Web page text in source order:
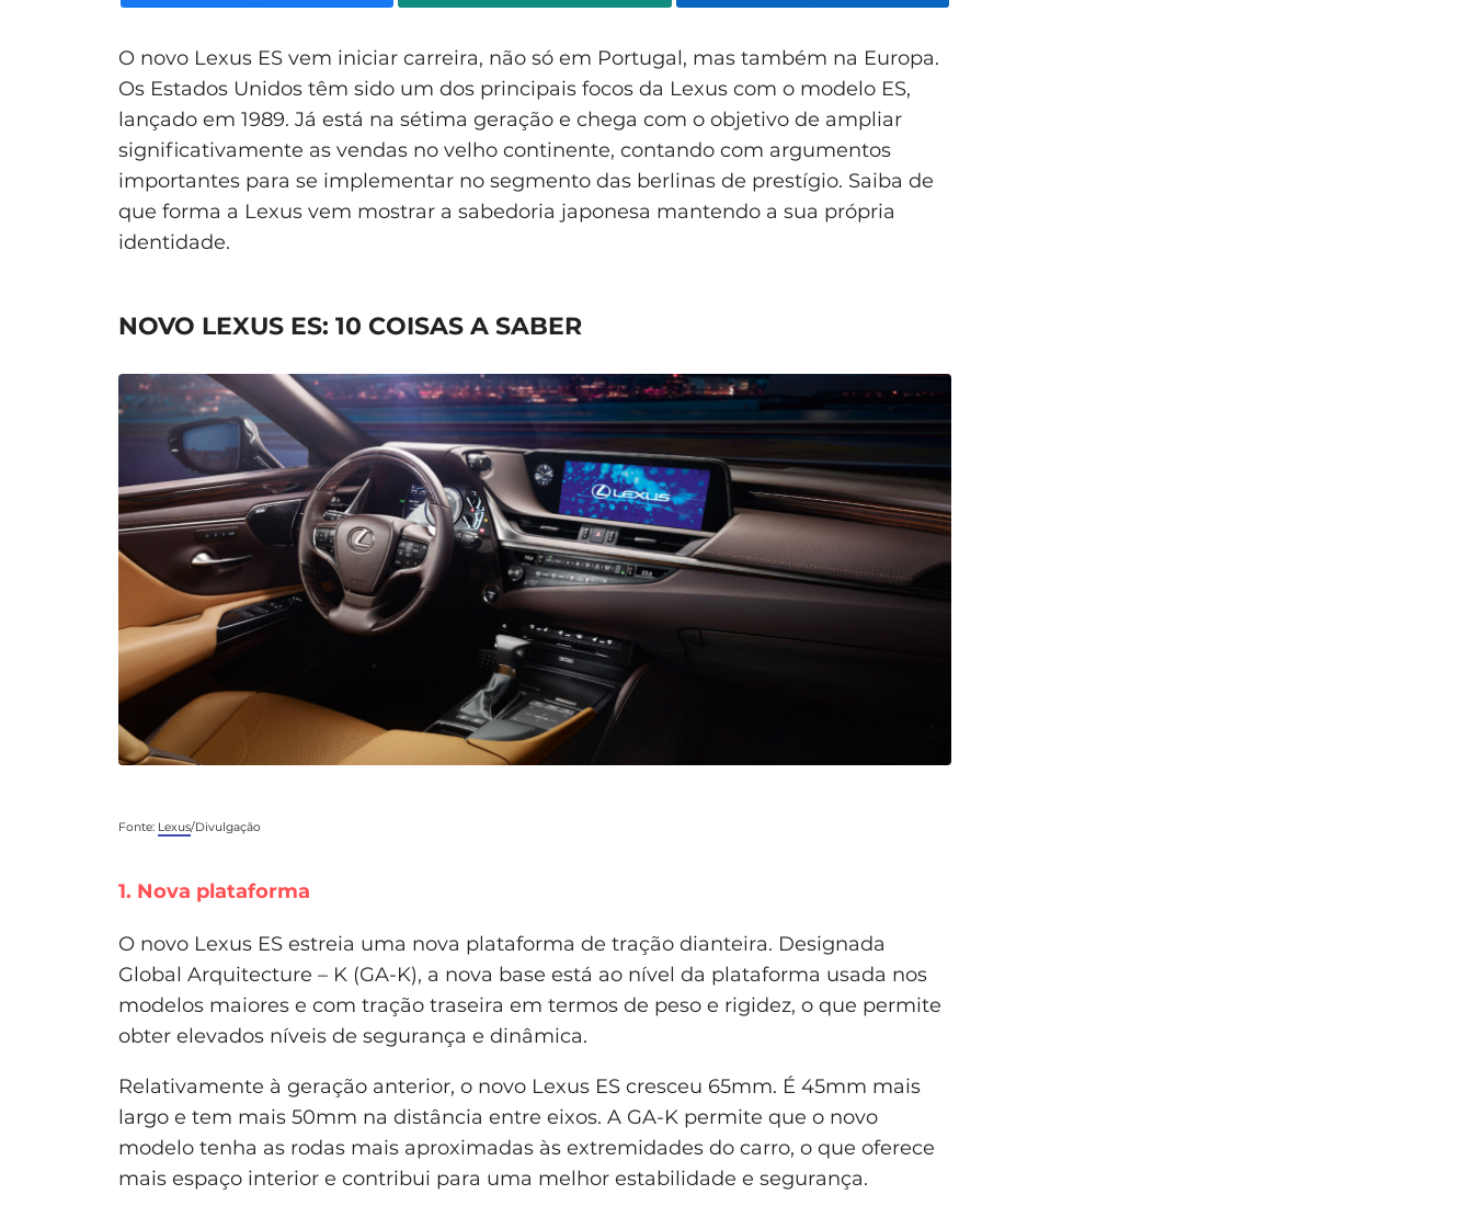
O novo Lexus ES vem iniciar carreira, não só em Portugal, mas também na Europa.
Os Estados Unidos têm sido um dos principais focos da Lexus com o modelo ES,
lançado em 1989. Já está na sétima geração e chega com o objetivo de ampliar
significativamente as vendas no velho continente, contando com argumentos
importantes para se implementar no segmento das berlinas de prestígio. Saiba de
que forma a Lexus vem mostrar a sabedoria japonesa mantendo a sua própria
identidade.
NOVO LEXUS ES: 10 COISAS A SABER
Fonte: Lexus/Divulgação
1. Nova plataforma
O novo Lexus ES estreia uma nova plataforma de tração dianteira. Designada
Global Arquitecture – K (GA-K), a nova base está ao nível da plataforma usada nos
modelos maiores e com tração traseira em termos de peso e rigidez, o que permite
obter elevados níveis de segurança e dinâmica.
Relativamente à geração anterior, o novo Lexus ES cresceu 65mm. É 45mm mais
largo e tem mais 50mm na distância entre eixos. A GA-K permite que o novo
modelo tenha as rodas mais aproximadas às extremidades do carro, o que oferece
mais espaço interior e contribui para uma melhor estabilidade e segurança.